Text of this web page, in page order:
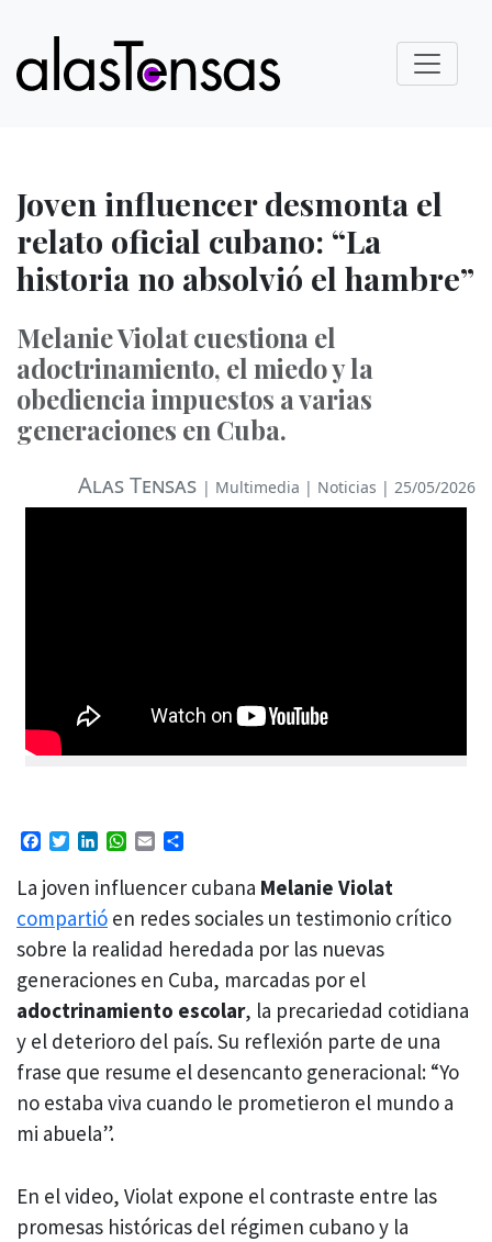
Joven influencer desmonta el
relato oficial cubano: “La
historia no absolvió el hambre”
Melanie Violat cuestiona el
adoctrinamiento, el miedo y la
obediencia impuestos a varias
generaciones en Cuba.
Alas Tensas | Multimedia | Noticias | 25/05/2026
Facebook
TwitterLinkedIn
WhatsApp
Email
La joven influencer cubana Melanie Violat
compartió en redes sociales un testimonio crítico
sobre la realidad heredada por las nuevas
generaciones en Cuba, marcadas por el
adoctrinamiento escolar, la precariedad cotidiana
y el deterioro del país. Su reflexión parte de una
frase que resume el desencanto generacional: “Yo
no estaba viva cuando le prometieron el mundo a
mi abuela”.
En el video, Violat expone el contraste entre las
promesas históricas del régimen cubano y la